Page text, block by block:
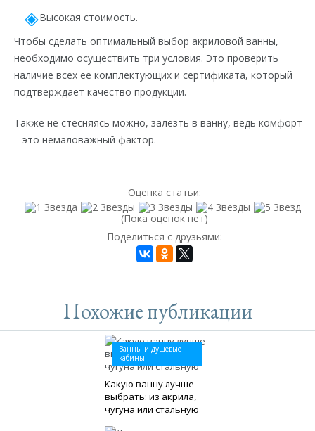
Высокая стоимость.
Чтобы сделать оптимальный выбор акриловой ванны,
необходимо осуществить три условия. Это проверить
наличие всех ее комплектующих и сертификата, который
подтверждает качество продукции.
Также не стесняясь можно, залезть в ванну, ведь комфорт
– это немаловажный фактор.
Оценка статьи:
(Пока оценок нет)
Поделиться с друзьями:
Похожие публикации
Ванны и душевые
кабины
Какую ванну лучше
выбрать: из акрила,
чугуна или стальную